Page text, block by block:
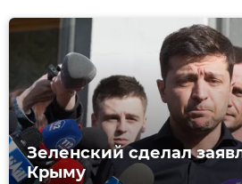
Зеленский сделал
Крыму